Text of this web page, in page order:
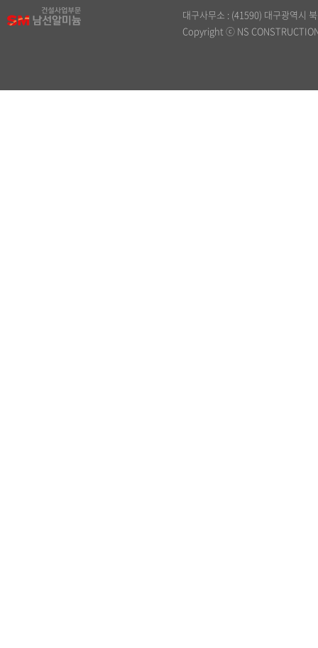
대구사무소 : (41590) 대구광역시
Copyright ⓒ NS